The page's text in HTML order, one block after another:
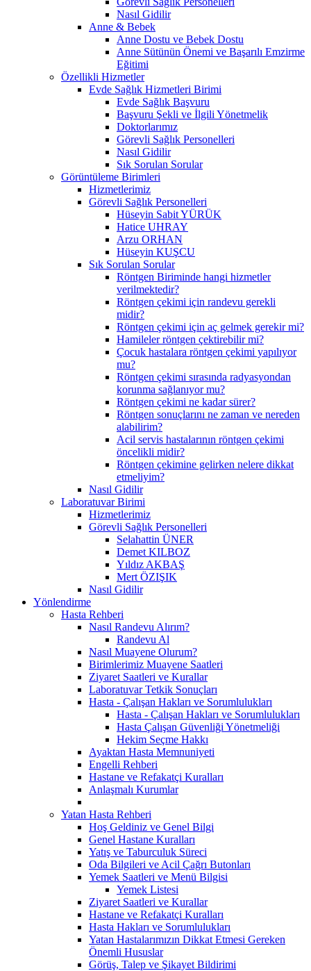
Nasıl Gidilir
Anne & Bebek
Anne Dostu ve Bebek Dostu
Anne Sütünün Önemi ve Başarılı Emzirme
Eğitimi
Özellikli Hizmetler
Evde Sağlık Hizmetleri Birimi
Evde Sağlık Başvuru
Başvuru Şekli ve İlgili Yönetmelik
Doktorlarımız
Görevli Sağlık Personelleri
Nasıl Gidilir
Sık Sorulan Sorular
Görüntüleme Birimleri
Hizmetlerimiz
Görevli Sağlık Personelleri
Hüseyin Sabit YÜRÜK
Hatice UHRAY
Arzu ORHAN
Hüseyin KUŞCU
Sık Sorulan Sorular
Röntgen Biriminde hangi hizmetler
verilmektedir?
Röntgen çekimi için randevu gerekli
midir?
Röntgen çekimi için aç gelmek gerekir mi?
Hamileler röntgen çektirebilir mi?
Çocuk hastalara röntgen çekimi yapılıyor
mu?
Röntgen çekimi sırasında radyasyondan
korunma sağlanıyor mu?
Röntgen çekimi ne kadar sürer?
Röntgen sonuçlarını ne zaman ve nereden
alabilirim?
Acil servis hastalarının röntgen çekimi
öncelikli midir?
Röntgen çekimine gelirken nelere dikkat
etmeliyim?
Nasıl Gidilir
Laboratuvar Birimi
Hizmetlerimiz
Görevli Sağlık Personelleri
Selahattin ÜNER
Demet KILBOZ
Yıldız AKBAŞ
Mert ÖZIŞIK
Nasıl Gidilir
Yönlendirme
Hasta Rehberi
Nasıl Randevu Alırım?
Randevu Al
Nasıl Muayene Olurum?
Birimlerimiz Muayene Saatleri
Ziyaret Saatleri ve Kurallar
Laboratuvar Tetkik Sonuçları
Hasta - Çalışan Hakları ve Sorumlulukları
Hasta - Çalışan Hakları ve Sorumlulukları
Hasta Çalışan Güvenliği Yönetmeliği
Hekim Seçme Hakkı
Ayaktan Hasta Memnuniyeti
Engelli Rehberi
Hastane ve Refakatçi Kuralları
Anlaşmalı Kurumlar
Yatan Hasta Rehberi
Hoş Geldiniz ve Genel Bilgi
Genel Hastane Kuralları
Yatış ve Taburculuk Süreci
Oda Bilgileri ve Acil Çağrı Butonları
Yemek Saatleri ve Menü Bilgisi
Yemek Listesi
Ziyaret Saatleri ve Kurallar
Hastane ve Refakatçi Kuralları
Hasta Hakları ve Sorumlulukları
Yatan Hastalarımızın Dikkat Etmesi Gereken
Önemli Hususlar
Görüş, Talep ve Şikayet Bildirimi